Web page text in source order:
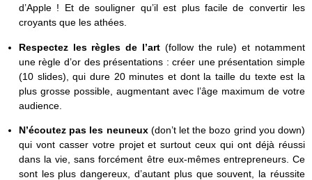
d’Apple ! Et de souligner qu’il est plus facile de convertir les
croyants que les athées.
Respectez les règles de l’art (follow the rule) et notamment
une règle d’or des présentations : créer une présentation simple
(10 slides), qui dure 20 minutes et dont la taille du texte est la
plus grosse possible, augmentant avec l’âge maximum de votre
audience.
N’écoutez pas les neuneux (don’t let the bozo grind you down)
qui vont casser votre projet et surtout ceux qui ont déjà réussi
dans la vie, sans forcément être eux-mêmes entrepreneurs. Ce
sont les plus dangereux, d’autant plus que souvent, la réussite